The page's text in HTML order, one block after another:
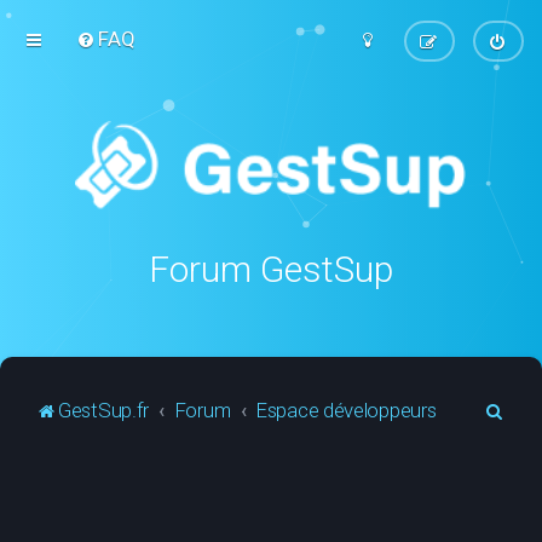
FAQ
Forum GestSup
GestSup.fr Forum Espace développeurs